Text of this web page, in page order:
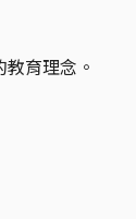
育理念。